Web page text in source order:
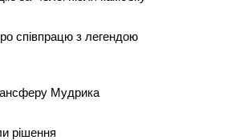
співпрацю з легендою
Мудрика
рішення